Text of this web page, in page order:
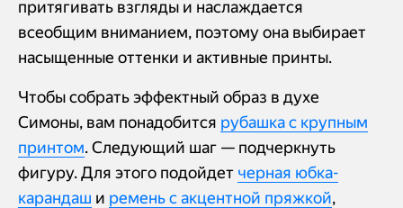
притягивать взгляды и наслаждается
всеобщим вниманием, поэтому она выбирает
насыщенные оттенки и активные принты.
Чтобы собрать эффектный образ в духе
Симоны, вам понадобится рубашка с крупным
принтом. Следующий шаг — подчеркнуть
фигуру. Для этого подойдет черная юбка-
карандаш и ремень с акцентной пряжкой,